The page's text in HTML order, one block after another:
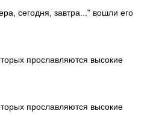
сегодня, завтра..." вошли его
прославляются высокие
прославляются высокие